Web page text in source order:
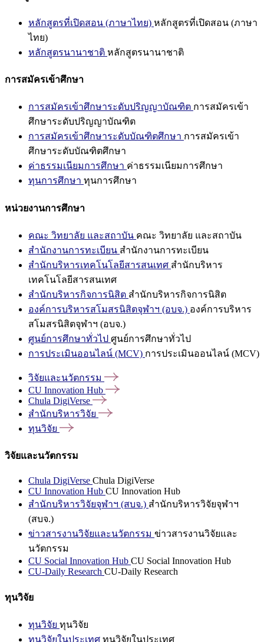
หลักสูตรที่เปิดสอน (ภาษาไทย) หลักสูตรที่เปิดสอน (ภาษา
ไทย)
หลักสูตรนานาชาติ หลักสูตรนานาชาติ
การสมัครเข้าศึกษา
การสมัครเข้าศึกษาระดับปริญญาบัณฑิต การสมัครเข้า
ศึกษาระดับปริญญาบัณฑิต
การสมัครเข้าศึกษาระดับบัณฑิตศึกษา การสมัครเข้า
ศึกษาระดับบัณฑิตศึกษา
ค่าธรรมเนียมการศึกษา ค่าธรรมเนียมการศึกษา
ทุนการศึกษา ทุนการศึกษา
หน่วยงานการศึกษา
คณะ วิทยาลัย และสถาบัน คณะ วิทยาลัย และสถาบัน
สำนักงานการทะเบียน สำนักงานการทะเบียน
สำนักบริหารเทคโนโลยีสารสนเทศ สำนักบริหาร
เทคโนโลยีสารสนเทศ
สำนักบริหารกิจการนิสิต สำนักบริหารกิจการนิสิต
องค์การบริหารสโมสรนิสิตจุฬาฯ (อบจ.) องค์การบริหาร
สโมสรนิสิตจุฬาฯ (อบจ.)
ศูนย์การศึกษาทั่วไป ศูนย์การศึกษาทั่วไป
การประเมินออนไลน์ (MCV) การประเมินออนไลน์ (MCV)
วิจัยและนวัตกรรม
CU Innovation Hub
Chula DigiVerse
สำนักบริหารวิจัย
ทุนวิจัย
วิจัยและนวัตกรรม
Chula DigiVerse Chula DigiVerse
CU Innovation Hub CU Innovation Hub
สำนักบริหารวิจัยจุฬาฯ (สบจ.) สำนักบริหารวิจัยจุฬาฯ
(สบจ.)
ข่าวสารงานวิจัยและนวัตกรรม ข่าวสารงานวิจัยและ
นวัตกรรม
CU Social Innovation Hub CU Social Innovation Hub
CU-Daily Research CU-Daily Research
ทุนวิจัย
ทุนวิจัย ทุนวิจัย
ทุนวิจัยในประเทศ ทุนวิจัยในประเทศ